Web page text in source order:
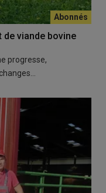
de viande bovine
progresse,